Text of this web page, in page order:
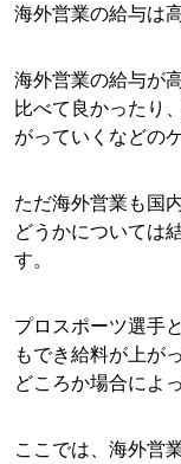
海外営業の給与は
海外営業の給与が
比べて良かったり
がっていくなどの
ただ海外営業も国
どうかについては
す。
プロスポーツ選手
もでき給料が上が
どころか場合によ
ここでは、海外営